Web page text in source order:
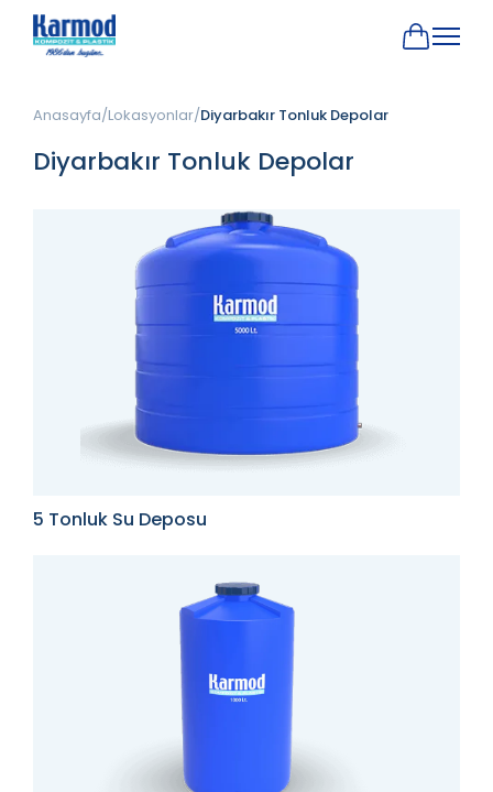
Anasayfa Lokasyonlar Diyarbakır Tonluk Depolar
Diyarbakır Tonluk Depolar
5 Tonluk Su Deposu